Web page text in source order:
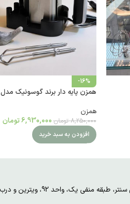
-16%
همزن پایه دار برند گوسونیک مدل GHM-839
همزن
8,250,000 تومان6,930,000تومان
افزودن به سبد خرید
یک، واحد 92، ویترین و درب چوبی سفید